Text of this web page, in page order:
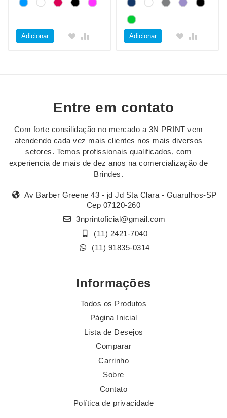
Adicionar Adicionar
Entre em contato
Com forte consilidação no mercado a 3N PRINT vem
atendendo cada vez mais clientes nos mais diversos
setores. Temos profissionais qualificados, com
experiencia de mais de dez anos na comercialização de
Brindes.
Av Barber Greene 43 - jd Jd Sta Clara - Guarulhos-SP
Cep 07120-260
3nprintoficial@gmail.com
(11) 2421-7040
(11) 91835-0314
Informações
Todos os Produtos
Página Inicial
Lista de Desejos
Comparar
Carrinho
Sobre
Contato
Política de privacidade